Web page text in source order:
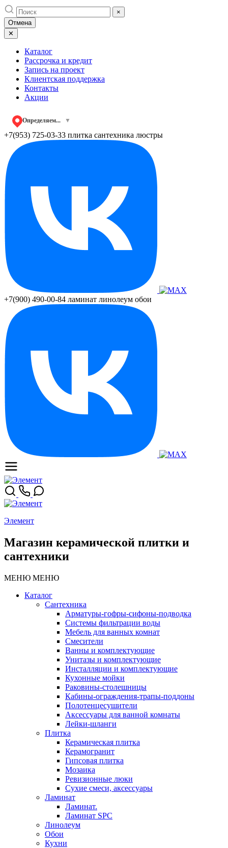
Skip
to
content
×
Отмена
✕
Каталог
Рассрочка и кредит
Запись на проект
Клиентская поддержка
Контакты
Акции
Определяем... ▼
+7(953) 725-03-33 плитка сантехника люстры
+7(900) 490-00-84 ламинат линолеум обои
Элемент
Магазин керамической плитки и
сантехники
МЕНЮ МЕНЮ
Каталог
Сантехника
Арматуры-гофры-сифоны-подводка
Системы фильтрации воды
Мебель для ванных комнат
Смесители
Ванны и комплектующие
Унитазы и комплектующие
Инсталляции и комплектующие
Кухонные мойки
Раковины-столешницы
Кабины-ограждения-трапы-поддоны
Полотенцесушители
Аксессуары для ванной комнаты
Лейки-шланги
Плитка
Керамическая плитка
Керамогранит
Гипсовая плитка
Мозаика
Ревизионные люки
Сухие смеси, аксессуары
Ламинат
Ламинат.
Ламинат SPC
Линолеум
Обои
Кухни